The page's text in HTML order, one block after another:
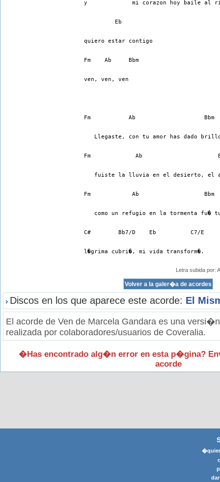
y             mi corazon hoy baile al
         Eb
quiero estar contigo
Fm    Ab     Bbm
ven, ven, ven
Fm           Ab                    Bbm
Llegaste, con tu amor has dado
Fm             Ab
fuiste la lluvia en el desierto, el
Fm            Ab                   Bbm
como un refugio en la tormenta fu�
C#        Bb7/D    Eb          C7/E
l�grima cubri�, mi vida transform�.
Letra subida por:
Discos en los que aparece este acorde: El
El acorde de Ven de Marcela Gandara es una
realizada por colaboradores/usuarios de Coveralia.
�Has encontrado alg�n error en esta p�gina?
acorde